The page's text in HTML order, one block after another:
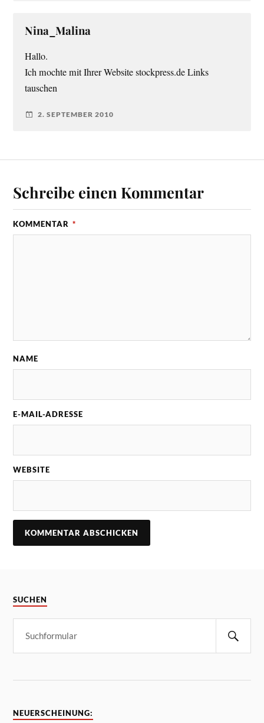
Nina_Malina
Hallo.
Ich mochte mit Ihrer Website stockpress.de Links
tauschen
2. SEPTEMBER 2010
Schreibe einen Kommentar
KOMMENTAR *
NAME
E-MAIL-ADRESSE
WEBSITE
SUCHEN
NEUERSCHEINUNG: